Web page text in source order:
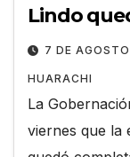
Lindo
7 DE
HUARACHI
La
viernes que la